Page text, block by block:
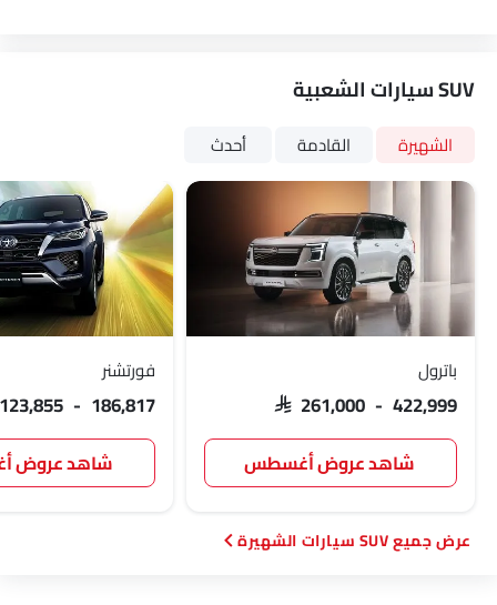
SUV سيارات الشعبية
الشهيرة القادمة أحدث
باترول
SAR 261,000 - 422,999
شاهد عروض أغسطس
فورتشنر
123,855 - 186,817
شاهد عروض
SUV سيارات الشهيرة